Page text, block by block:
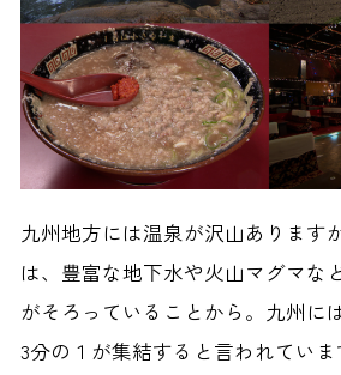
九州地方には温泉が沢山あります
は、豊富な地下水や火山マグマな
がそろっていることから。九州に
3分の１が集結すると言われていま